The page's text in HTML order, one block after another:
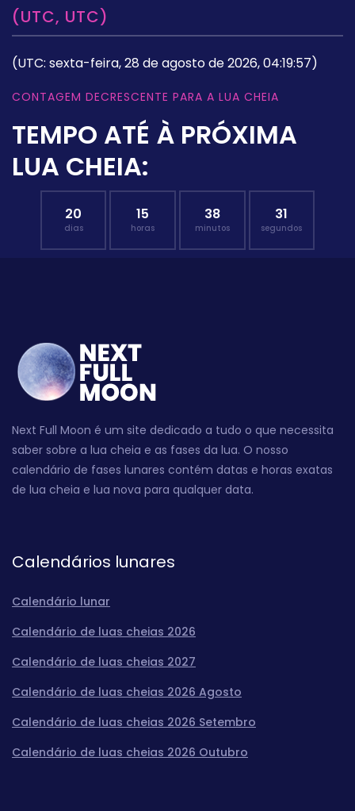
(UTC, UTC)
(UTC: sexta-feira, 28 de agosto de 2026, 04:19:57)
CONTAGEM DECRESCENTE PARA A LUA CHEIA
TEMPO ATÉ À PRÓXIMA
LUA CHEIA:
20
dias
15
horas
38
minutos
30
segundos
Next Full Moon é um site dedicado a tudo o que necessita
saber sobre a lua cheia e as fases da lua. O nosso
calendário de fases lunares contém datas e horas exatas
de lua cheia e lua nova para qualquer data.
Calendários lunares
Calendário lunar
Calendário de luas cheias 2026
Calendário de luas cheias 2027
Calendário de luas cheias 2026 Agosto
Calendário de luas cheias 2026 Setembro
Calendário de luas cheias 2026 Outubro